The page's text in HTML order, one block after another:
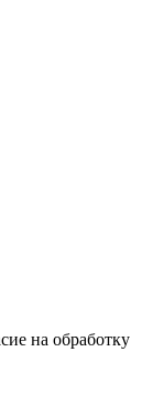
на обработку